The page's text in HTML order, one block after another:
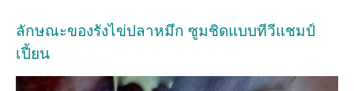
ลักษณะของรังไข่ปลาหมึก ซูมชิดแบบทีวีแชมป์
เปี้ยน